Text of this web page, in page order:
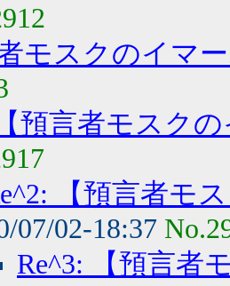
者モスクのイマ
預言者モスク
【預言者モ
07/02-18:37
Re^3: 【預言者